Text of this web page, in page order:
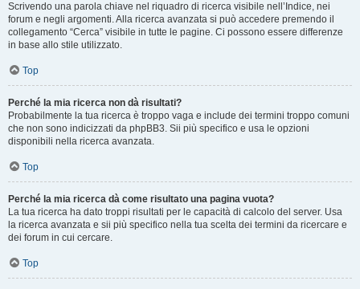
Scrivendo una parola chiave nel riquadro di ricerca visibile nell’Indice, nei
forum e negli argomenti. Alla ricerca avanzata si può accedere premendo il
collegamento “Cerca” visibile in tutte le pagine. Ci possono essere differenze
in base allo stile utilizzato.
Top
Perché la mia ricerca non dà risultati?
Probabilmente la tua ricerca è troppo vaga e include dei termini troppo comuni
che non sono indicizzati da phpBB3. Sii più specifico e usa le opzioni
disponibili nella ricerca avanzata.
Top
Perché la mia ricerca dà come risultato una pagina vuota?
La tua ricerca ha dato troppi risultati per le capacità di calcolo del server. Usa
la ricerca avanzata e sii più specifico nella tua scelta dei termini da ricercare e
dei forum in cui cercare.
Top